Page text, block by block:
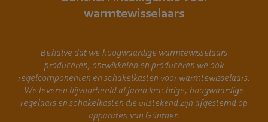
warmtewisselaars
Behalve dat we hoogwaardige warmtewisselaars
produceren, ontwikkelen en produceren we ook
regelcomponenten en schakelkasten voor warmtewisselaars.
We leveren bijvoorbeeld al jaren krachtige, hoogwaardige
regelaars en schakelkasten die uitstekend zijn afgestemd op
apparaten van Güntner.